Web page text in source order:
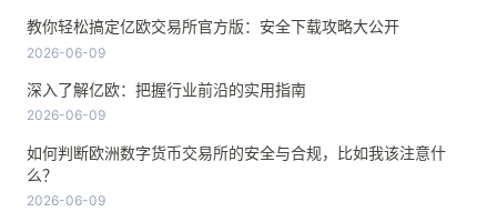
教你轻松搞定亿欧交易所官方版：安全下载攻略大公开
2026-06-09
深入了解亿欧：把握行业前沿的实用指南
2026-06-09
如何判断欧洲数字货币交易所的安全与合规，比如我该注意什
么？
2026-06-09